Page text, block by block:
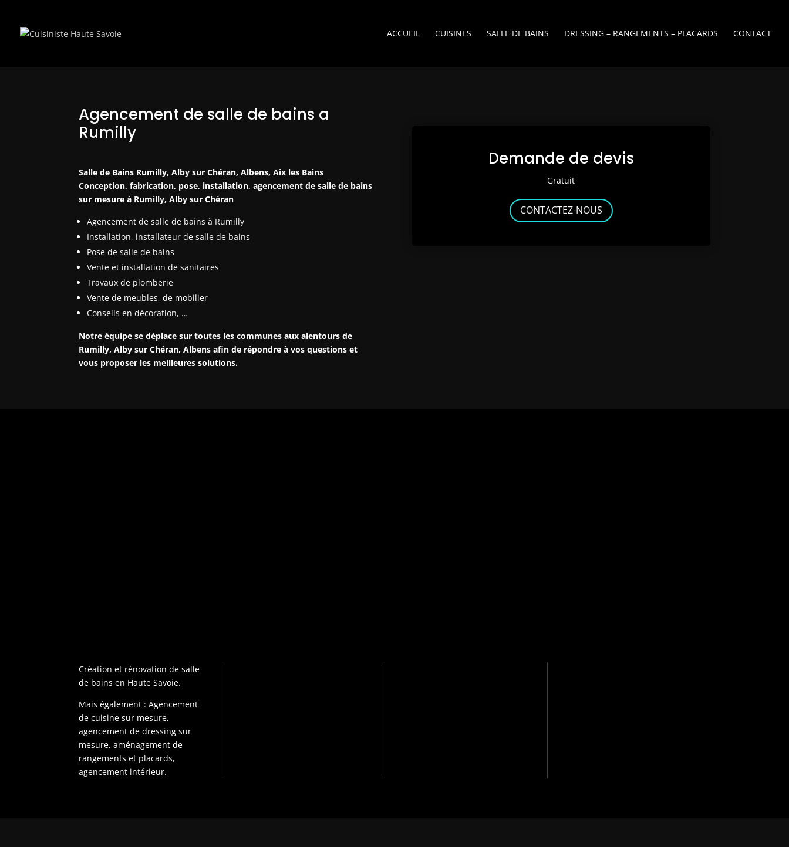
ACCUEIL CUISINES SALLE DE BAINS DRESSING – RANGEMENTS – PLACARDS CONTACT
Agencement de salle de bains a
Rumilly
Salle de Bains Rumilly, Alby sur Chéran, Albens, Aix les Bains
Conception, fabrication, pose, installation, agencement de salle de bains
sur mesure à Rumilly, Alby sur Chéran
Agencement de salle de bains à Rumilly
Installation, installateur de salle de bains
Pose de salle de bains
Vente et installation de sanitaires
Travaux de plomberie
Vente de meubles, de mobilier
Conseils en décoration, …
Notre équipe se déplace sur toutes les communes aux alentours de
Rumilly, Alby sur Chéran, Albens afin de répondre à vos questions et
vous proposer les meilleures solutions.
Demande de devis
Gratuit
CONTACTEZ-NOUS
Création et rénovation de salle
de bains en Haute Savoie.
Mais également : Agencement
de cuisine sur mesure,
agencement de dressing sur
mesure, aménagement de
rangements et placards,
agencement intérieur.